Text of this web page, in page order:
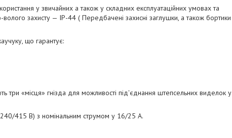
у звичайних а також у складних експлуатаційних умовах та
захисту — IP-44 ( Передбачені захисні заглушки, а також бортики
що гарантує:
три «місця» гнізда для можливості під'єднання штепсельних виделок у
415 В) з номінальним струмом у 16/25 А.